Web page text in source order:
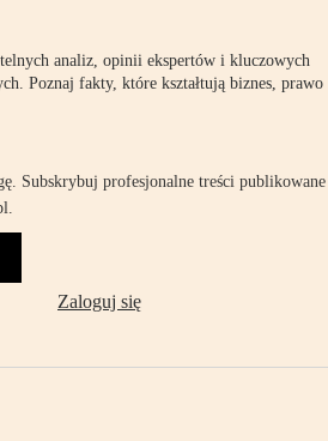
analiz, opinii ekspertów i kluczowych
Poznaj fakty, które kształtują biznes, prawo
Subskrybuj profesjonalne treści publikowane
Zaloguj się